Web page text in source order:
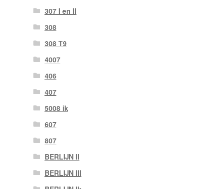
307 I en II
308
308 T9
4007
406
407
5008 ik
607
807
BERLIJN II
BERLIJN III